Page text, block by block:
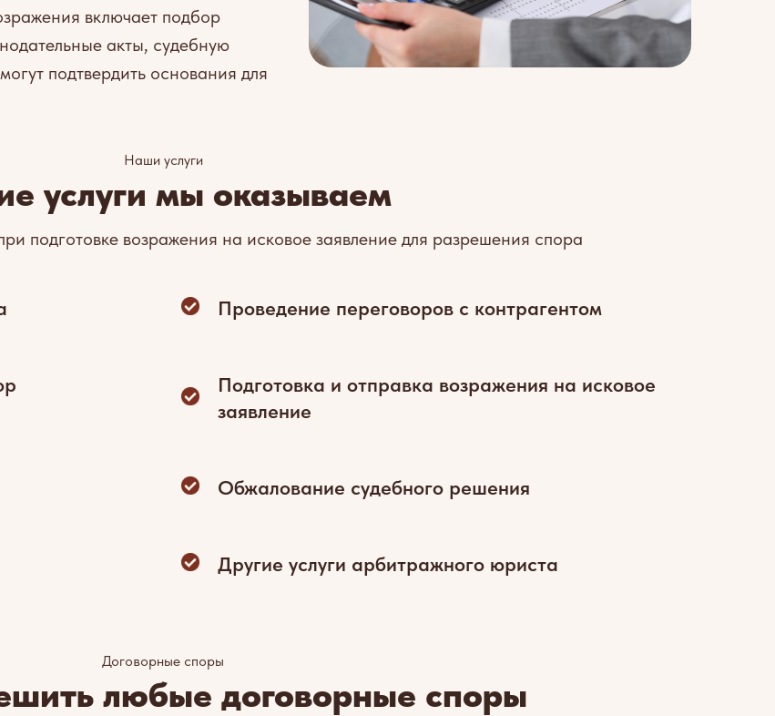
включает подбор
акты, судебную
подтвердить основания для
услуги мы оказываем
Наши услуги
подготовке возражения на исковое заявление для разрешения спора
Проведение переговоров с контрагентом
Подготовка и отправка возражения на исковое
заявление
Обжалование судебного решения
Другие услуги арбитражного юриста
любые договорные споры
Договорные споры